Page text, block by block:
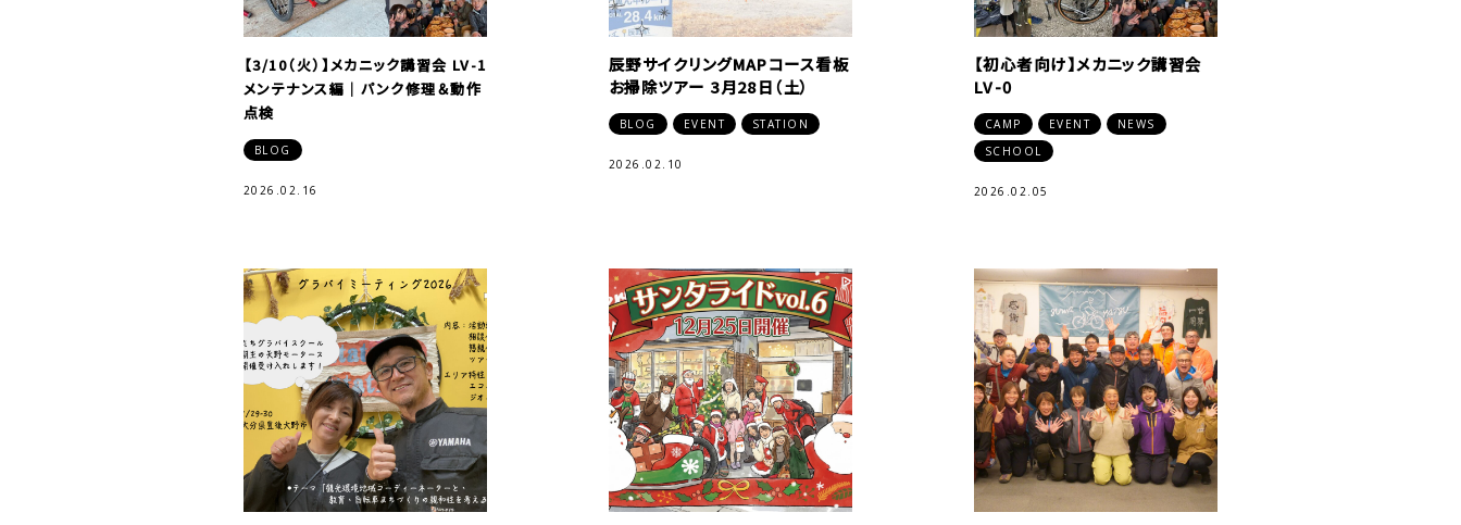
【3/10（火）】メカニック講習会 LV-1
メンテナンス編｜パンク修理＆動作
点検
BLOG
2026.02.16
辰野サイクリングMAPコース看板
お掃除ツアー 3月28日（土）
BLOG EVENT STATION
2026.02.10
【初心者向け】メカニック講習会
LV-0
CAMP EVENT
NEWS
SCHOOL
2026.02.05